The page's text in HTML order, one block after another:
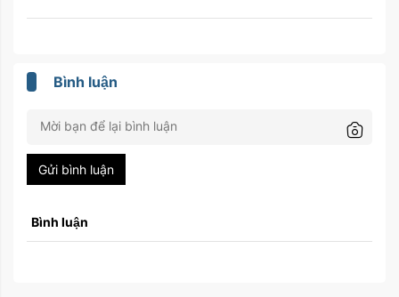
Bình luận
Gửi bình luận
Bình luận